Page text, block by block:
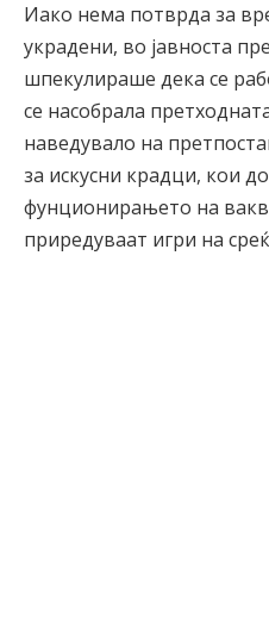
Иако нема потврда за
украдени, во јавноста
шпекулираше дека се
се насобрала
наведувало на
за искусни крадци, кои
фунционирањето на
приредуваат игри на